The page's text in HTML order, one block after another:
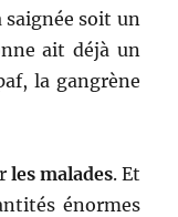
soit un
ait déjà un
la gangrène
les malades. Et
énormes